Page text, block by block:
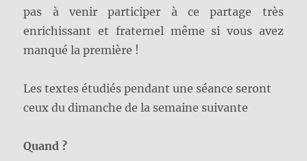
pas à venir participer à ce partage très
enrichissant et fraternel même si vous avez
manqué la première !
Les textes étudiés pendant une séance seront
ceux du dimanche de la semaine suivante
Quand ?